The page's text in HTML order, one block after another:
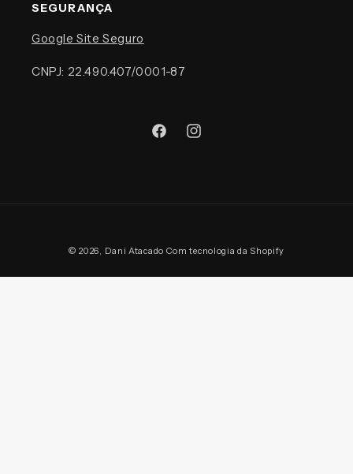
SEGURANÇA
Google Site Seguro
CNPJ: 22.490.407/0001-87
FacebookInstagram
de
© 2026, Dani Atacado Com tecnologia da Shopify